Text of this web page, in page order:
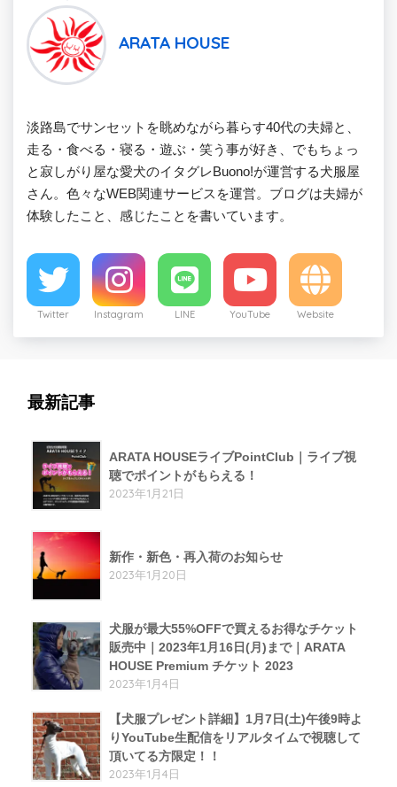
ARATA HOUSE
淡路島でサンセットを眺めながら暮らす40代の夫婦と、
走る・食べる・寝る・遊ぶ・笑う事が好き、でもちょっ
と寂しがり屋な愛犬のイタグレBuono!が運営する犬服屋
さん。色々なWEB関連サービスを運営。ブログは夫婦が
体験したこと、感じたことを書いています。
Twitter Instagram LINE YouTube Website
最新記事
ARATA HOUSEライブPointClub｜ライブ視
聴でポイントがもらえる！
2023年1月21日
新作・新色・再入荷のお知らせ
2023年1月20日
犬服が最大55%OFFで買えるお得なチケット
販売中｜2023年1月16日(月)まで｜ARATA
HOUSE Premium チケット 2023
2023年1月4日
【犬服プレゼント詳細】1月7日(土)午後9時よ
りYouTube生配信をリアルタイムで視聴して
頂いてる方限定！！
2023年1月4日